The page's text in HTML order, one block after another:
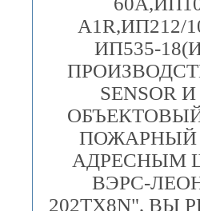
A1R,ИП212/
ИП535-
SENSOR
ПОЖАРНЫЙ
АДРЕСНЫМ
ВЭРС-ЛЕОН
202TX8N", ВЫ